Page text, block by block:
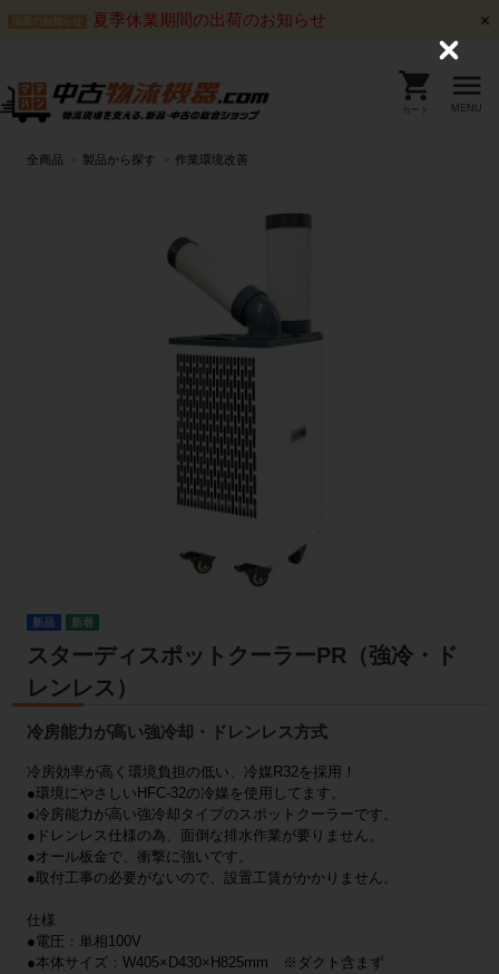
出荷のお知らせ 夏季休業期間の出荷のお知らせ
カート MENU
全商品 製品から探す 作業環境改善
新品
スターディスポットクーラーPR（強冷・ド
レンレス）
冷房能力が高い強冷却・ドレンレス方式
冷房効率が高く環境負担の低い、冷媒R32を採用！
●環境にやさしいHFC-32の冷媒を使用してます。
●冷房能力が高い強冷却タイプのスポットクーラーです。
●ドレンレス仕様の為、面倒な排水作業が要りません。
●オール板金で、衝撃に強いです。
●取付工事の必要がないので、設置工賃がかかりません。
仕様
●電圧：単相100V
●本体サイズ：W405×D430×H825mm ※ダクト含まず
C
o
s